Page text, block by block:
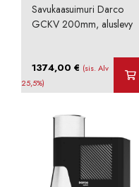
Savukaasuimuri Darco
GCKV 200mm, aluslevy
1374,00€ (sis. Alv
25,5%)